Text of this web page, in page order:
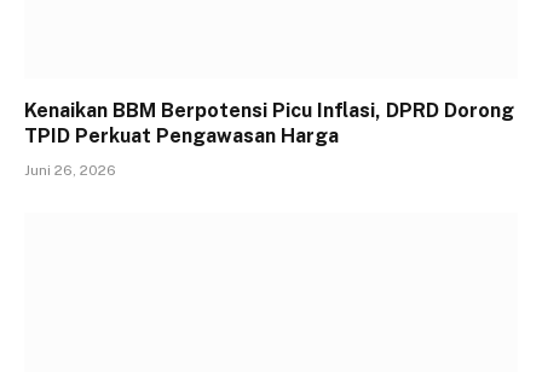
Kenaikan BBM Berpotensi Picu Inflasi, DPRD Dorong
TPID Perkuat Pengawasan Harga
Juni 26, 2026